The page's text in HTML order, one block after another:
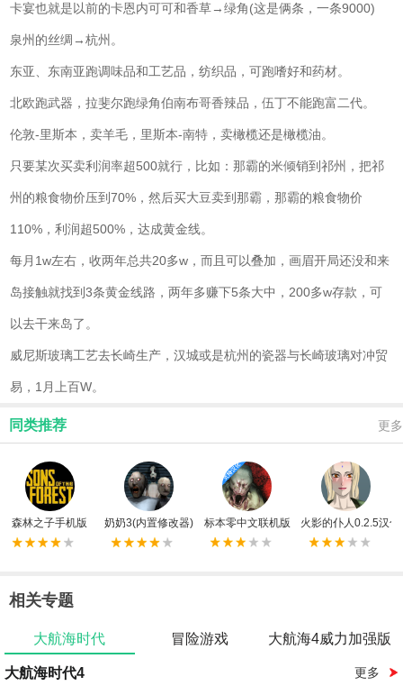
卡宴也就是以前的卡恩内可可和香草→绿角(这是俩条，一条9000)
泉州的丝绸→杭州。
东亚、东南亚跑调味品和工艺品，纺织品，可跑嗜好和药材。
北欧跑武器，拉斐尔跑绿角伯南布哥香辣品，伍丁不能跑富二代。
伦敦-里斯本，卖羊毛，里斯本-南特，卖橄榄还是橄榄油。
只要某次买卖利润率超500就行，比如：那霸的米倾销到祁州，把祁
州的粮食物价压到70%，然后买大豆卖到那霸，那霸的粮食物价
110%，利润超500%，达成黄金线。
每月1w左右，收两年总共20多w，而且可以叠加，画眉开局还没和来
岛接触就找到3条黄金线路，两年多赚下5条大中，200多w存款，可
以去干来岛了。
威尼斯玻璃工艺去长崎生产，汉城或是杭州的瓷器与长崎玻璃对冲贸
易，1月上百W。
同类推荐 更多
森林之子手机版 奶奶3(内置修改器) 标本零中文联机版 火影的仆人0.2.5汉化
相关专题
大航海时代 冒险游戏 大航海4威力加强版
大航海时代4 更多